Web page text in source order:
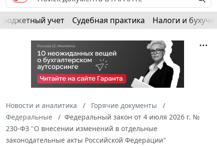
Бюджетный учет Судебная практика Налоги и
Новости и аналитика
Горячие документы
Федеральные
Федеральный закон от 4 июля 2026 г. №
230-ФЗ "О внесении изменений в отдельные
законодательные акты Российской Федерации"